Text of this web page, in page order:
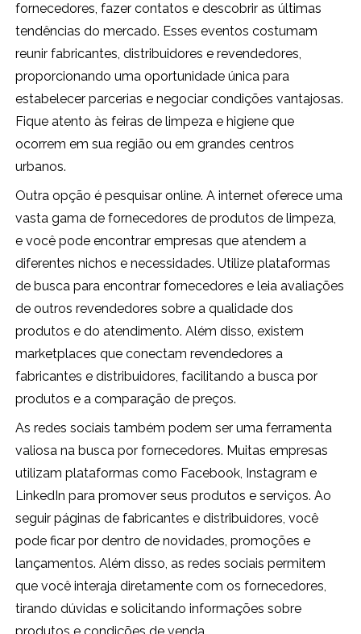
fornecedores, fazer contatos e descobrir as últimas
tendências do mercado. Esses eventos costumam
reunir fabricantes, distribuidores e revendedores,
proporcionando uma oportunidade única para
estabelecer parcerias e negociar condições vantajosas.
Fique atento às feiras de limpeza e higiene que
ocorrem em sua região ou em grandes centros
urbanos.
Outra opção é pesquisar online. A internet oferece uma
vasta gama de fornecedores de produtos de limpeza,
e você pode encontrar empresas que atendem a
diferentes nichos e necessidades. Utilize plataformas
de busca para encontrar fornecedores e leia avaliações
de outros revendedores sobre a qualidade dos
produtos e do atendimento. Além disso, existem
marketplaces que conectam revendedores a
fabricantes e distribuidores, facilitando a busca por
produtos e a comparação de preços.
As redes sociais também podem ser uma ferramenta
valiosa na busca por fornecedores. Muitas empresas
utilizam plataformas como Facebook, Instagram e
LinkedIn para promover seus produtos e serviços. Ao
seguir páginas de fabricantes e distribuidores, você
pode ficar por dentro de novidades, promoções e
lançamentos. Além disso, as redes sociais permitem
que você interaja diretamente com os fornecedores,
tirando dúvidas e solicitando informações sobre